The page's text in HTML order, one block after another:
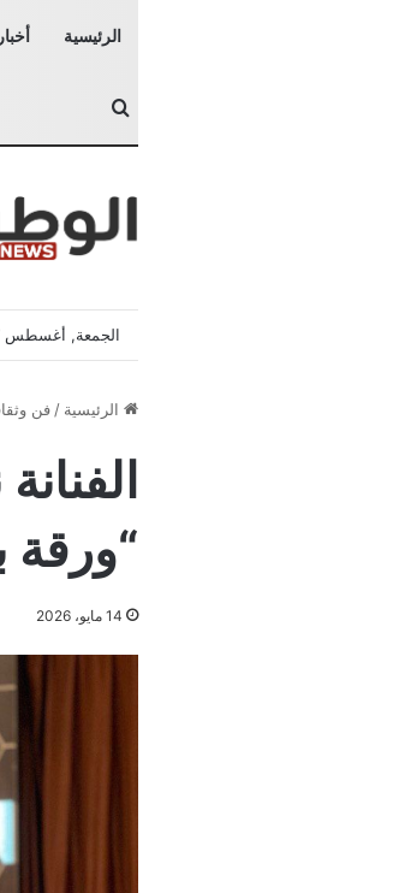
الرئيسية
بحث عن
الجمعة, أغسطس 7 2026
الرئيسية / فن
“ورقة
14 مايو، 2026